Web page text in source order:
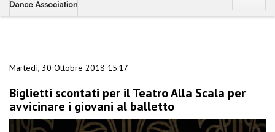
Martedì, 30 Ottobre 2018 15:17
Biglietti scontati per il Teatro Alla Scala per
avvicinare i giovani al balletto